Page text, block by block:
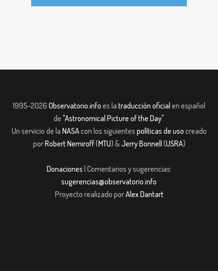
1995-2026 Observatorio.info es la traducción oficial en español
de "Astronomical Picture of the Day".
Un servicio de la NASAcon los siguientes políticas de uso creado
porRobert Nemiroff(MTU) &Jerry Bonnell (USRA)
Donaciones | Comentarios y sugerencias:
sugerencias@observatorio.info
Proyecto realizado porAlex Dantart